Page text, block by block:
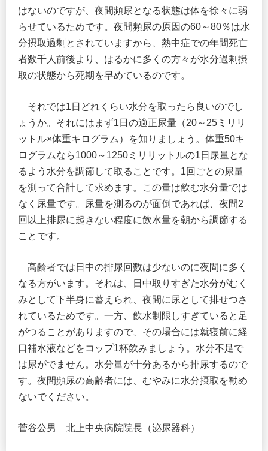
はないのですが、夜間頻尿となる状態は体を徐々に弱
らせているためです。夜間頻尿の原因の60～80％は水
分摂取過剰とされていますから、熱中症での年間死亡
者数千人前後より、はるかに多くの方々が水分過剰摂
取の状態から死期を早めているのです。
それでは1日どれくらい水分を取ったら良いのでし
ょうか。それにはまず1日の適正尿量（20～25ミリリ
ットル×体重キログラム）を知りましょう。体重50キ
ログラムなら1000～1250ミリリットルの1日尿量とな
るよう水分を調節して取ることです。1回ごとの尿量
を測って合計して求めます。この量は飲む水分量では
なく尿量です。尿量を測るのが面倒であれば、夜間2
回以上排尿に起きない程度に飲水量を朝から調節する
ことです。
高齢者では日中の排尿回数は少ないのに夜間に多く
なる方がいます。それは、日中取りすぎた水分がむく
みとして下半身に蓄えられ、夜間に尿として排せつさ
れているためです。一方、飲水制限しすぎていると足
がつることがありますので、その場合には就寝前に経
口補水液などをコップ1杯飲みましょう。水分不足で
は尿がでません。水分量が十分あるから排尿するので
す。夜間頻尿の高齢者には、むやみに水分摂取を勧め
ないでください。
菅谷公男 北上中央病院院長（泌尿器科）